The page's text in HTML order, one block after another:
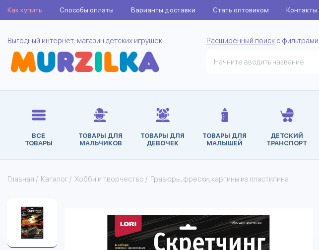
Как купить Способы оплаты Варианты доставки Стать оптовиком Контакты
Выгодный интернет-магазин детских игрушек Расширенный поиск с фильтрами
ВСЕ
ТОВАРЫ
ТОВАРЫ ДЛЯ
МАЛЬЧИКОВ
ТОВАРЫ ДЛЯ
ДЕВОЧЕК
ТОВАРЫ ДЛЯ
МАЛЫШЕЙ
ДЕТСКИЙ
ТРАНСПОРТ
Главная / Каталог / Хобби и творчество / Гравюры, фрески, картины из пластилина